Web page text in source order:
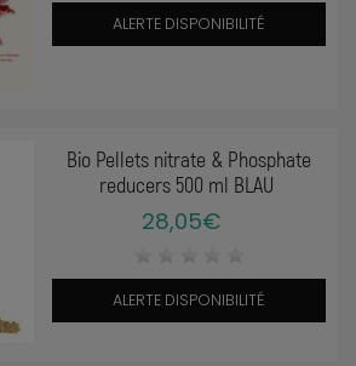
ALERTE DISPONIBILITÉ
Bio Pellets nitrate & Phosphate
reducers 500 ml BLAU
28,05€
ALERTE DISPONIBILITÉ